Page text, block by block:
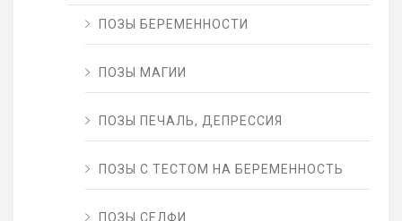
ПОЗЫ БЕРЕМЕННОСТИ
ПОЗЫ МАГИИ
ПОЗЫ ПЕЧАЛЬ, ДЕПРЕССИЯ
ПОЗЫ С ТЕСТОМ НА БЕРЕМЕННОСТЬ
ПОЗЫ СЕЛФИ